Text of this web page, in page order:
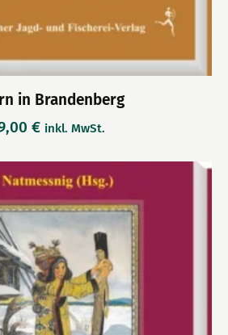
in Brandenberg
€ inkl. MwSt.